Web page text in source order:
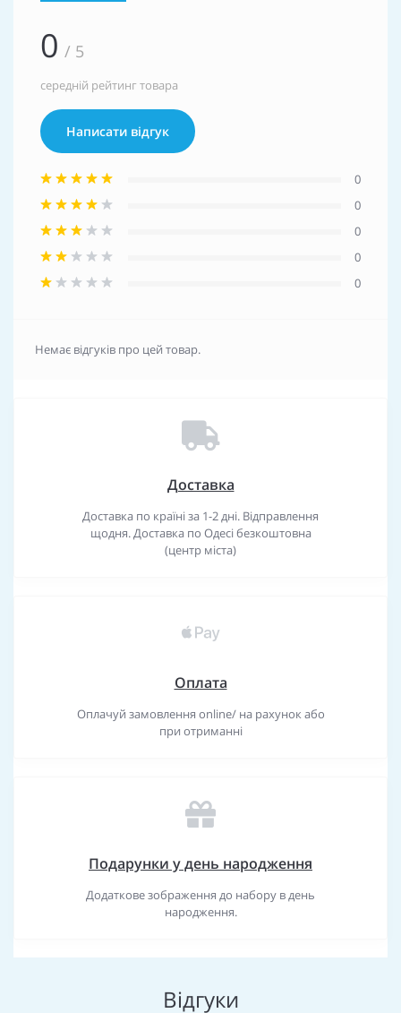
0 / 5
середній рейтинг товара
Написати відгук
0
0
0
0
0
Немає відгуків про цей товар.
Доставка
Доставка по країні за 1-2 дні. Відправлення
щодня. Доставка по Одесі безкоштовна
(центр міста)
Оплата
Оплачуй замовлення online/ на рахунок або
при отриманні
Подарунки у день народження
Додаткове зображення до набору в день
народження.
Відгуки